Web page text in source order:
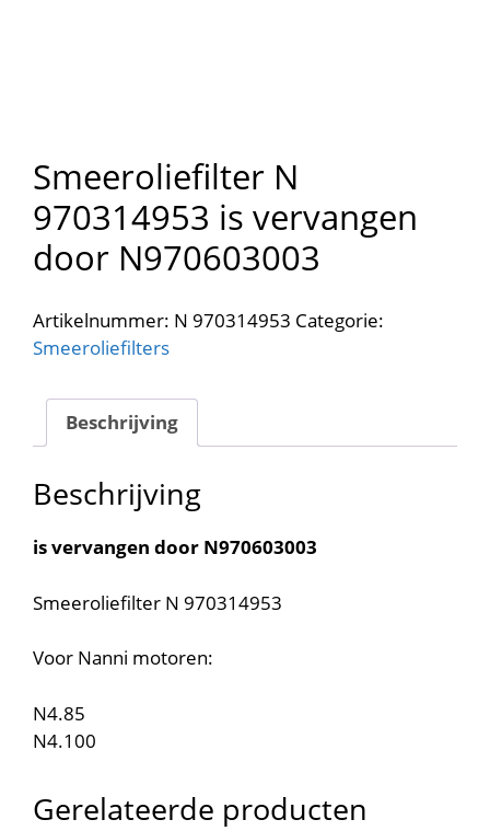
Smeeroliefilter N
970314953 is vervangen
door N970603003
Artikelnummer: N 970314953 Categorie:
Smeeroliefilters
Beschrijving
Beschrijving
is vervangen door N970603003
Smeeroliefilter N 970314953
Voor Nanni motoren:
N4.85
N4.100
Gerelateerde producten